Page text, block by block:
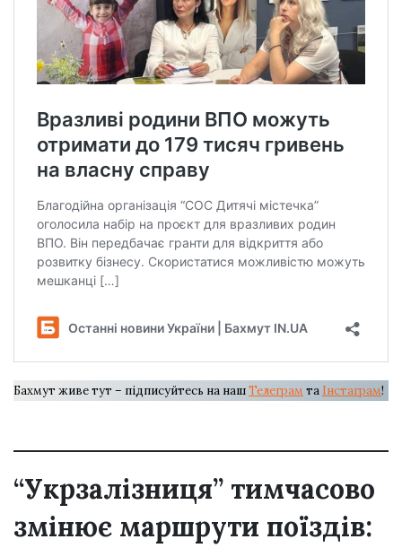
Бахмут живе тут – підписуйтесь на нашТелеграм та Інстаграм!
“Укрзалізниця” тимчасово
змінює маршрути поїздів: